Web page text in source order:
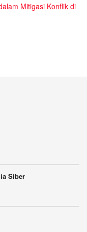
Mitigasi Konflik di
Siber